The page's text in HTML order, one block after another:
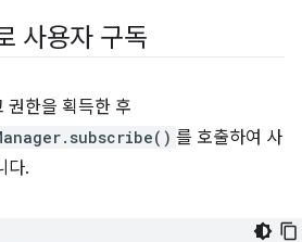
사용자 구독
권한을 획득한 후
를 호출하여 사
다.